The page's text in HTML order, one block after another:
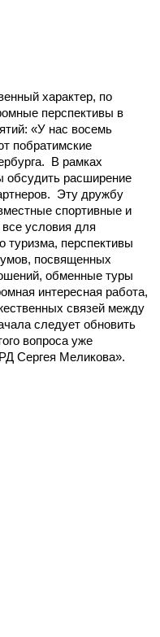
характер, по
перспективы в
«У нас восемь
побратимские
В рамках
обсудить расширение
Эту дружбу
спортивные и
условия для
туризма, перспективы
посвященных
обменные туры
интересная работа,
связей между
следует обновить
вопроса уже
Сергея Меликова».